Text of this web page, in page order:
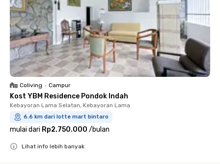
Coliving • Campur
Kost YBM Residence Pondok Indah
Kebayoran Lama Selatan, Kebayoran Lama
6.6 km dari lotte mart bintaro
mulai dari Rp2.750.000 /bulan
Lihat info lebih banyak